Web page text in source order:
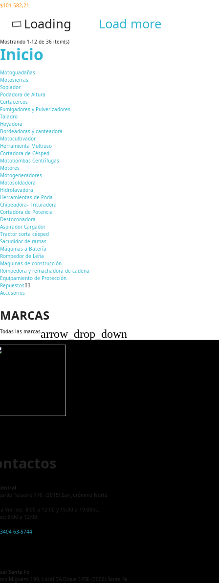
$101.582,21
Loading Load more
Mostrando 1-12 de 36 item(s)
Inicio
Motoguadañas
Motosierras
Soplador
Podadora de Altura
Cortacercos
Fumigadores y Pulverizadores
Taladro
Hoyadora
Bordeadoras y canteadora
Motocultivador
Herramienta Multiuso
Cortadora de Césped
Motobombas Centrífugas
Motores
Motogeneradores
Motosoldadora
Hidrolavadora
Herramientas de Poda
Chipeadora- Trituradora
Cortadora de Potencia
Destoconadora
Aspirador Cargador
Tractor corta césped
Sacudidor de ramas
Máquinas a Batería
Rompedor de Leña
Maquinas de construcción
Rompedora y remachadora de cadena
Equipamiento de Protección
Repuestos
Accesorios
MARCAS
Todas las marcasarrow_drop_down
Teisaire 776, (3015) San Jerónimo Norte
Viernes: 8:00 a 12:00 y 15:00 a 19:00hs.
8:00 a 12:00.
63-5744
Santa Fe
Miguens 190, Local 3A Dique I PSF, (3000) Santa Fe